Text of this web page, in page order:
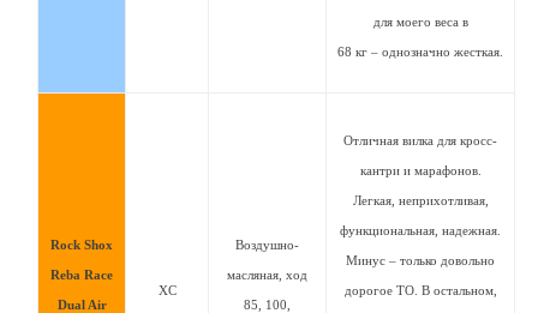
для моего веса в
68 кг – однозначно жесткая.
Rock Shox
Reba Race
Dual Air
XC
Воздушно-
масляная, ход
85, 100,
Отличная вилка для кросс-
кантри и марафонов.
Легкая, неприхотливая,
функциональная, надежная.
Минус – только довольно
дорогое ТО. В остальном,